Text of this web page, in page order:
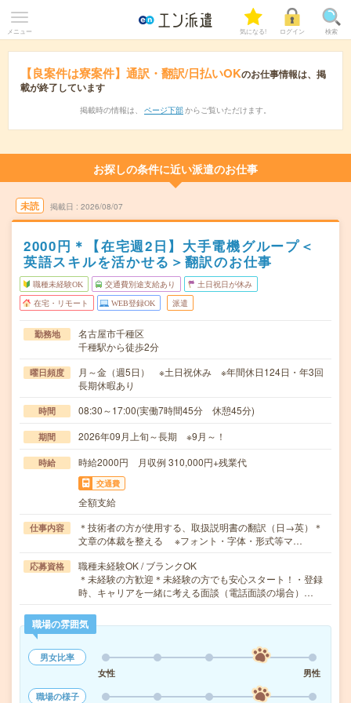
メニュー 気になる! ログイン 検索
【良案件は寮案件】通訳・翻訳/日払いOKのお仕事情報は、掲
載が終了しています
掲載時の情報は、 ページ下部 からご覧いただけます。
お探しの条件に近い派遣のお仕事
未読 掲載日 2026/08/07
2000円＊【在宅週2日】大手電機グループ＜
英語スキルを活かせる＞翻訳のお仕事
職種未経験OK 交通費別途支給あり 土日祝日が休み
在宅・リモート WEB登録OK 派遣
勤務地
名古屋市千種区
千種駅から徒歩2分
曜日頻度
月～金（週5日） ※土日祝休み ※年間休日124日・年3回
長期休暇あり
時間 08:30～17:00(実働7時間45分 休憩45分)
期間 2026年09月上旬～長期 ※9月～！
時給 時給2000円 月収例 310,000円+残業代
交通費
全額支給
仕事内容
＊技術者の方が使用する、取扱説明書の翻訳（日→英）＊
文章の体裁を整える ※フォント・字体・形式等マ…
応募資格
職種未経験OK / ブランクOK
＊未経験の方歓迎＊未経験の方でも安心スタート！・登録
時、キャリアを一緒に考える面談（電話面談の場合）…
職場の雰囲気
男女比率
女性
男性
職場の様子